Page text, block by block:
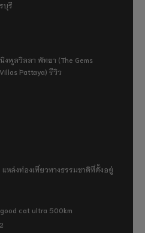
บุรี
งพูลวิลลา พัทยา (The Gems
Pattaya) รีวิว
แหล่งท่องเที่ยวทางธรรมชาติที่ตั้งอยู่
cat ultra 500km